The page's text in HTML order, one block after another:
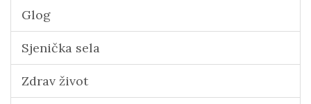
Glog
Sjenička sela
Zdrav život